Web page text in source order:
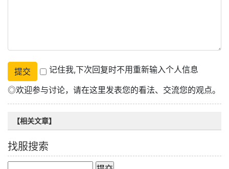
记住我,下次回复时不用重新输入个人信息
◎欢迎参与讨论，请在这里发表您的看法、交流您的观点。
【相关文章】
找服搜索